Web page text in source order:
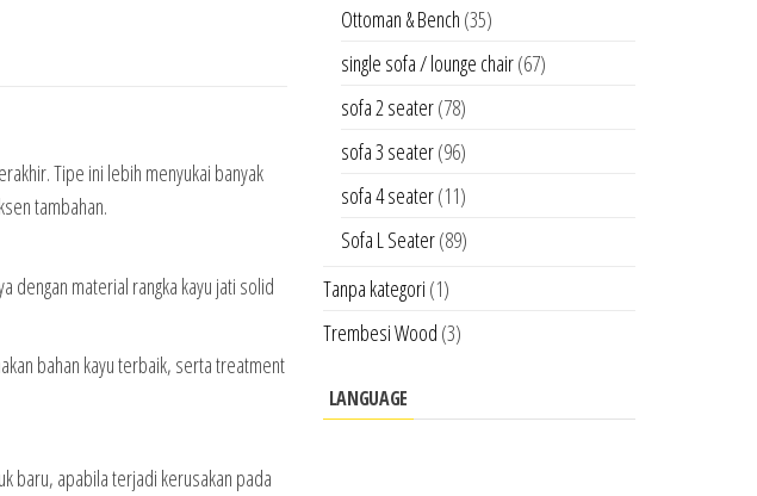
Tipe ini lebih menyukai banyak
tambahan.
dengan material rangka kayu jati solid
bahan kayu terbaik, serta treatment
baru, apabila terjadi kerusakan pada
Ottoman & Bench (35)
single sofa / lounge chair(67)
sofa 2 seater(78)
sofa 3 seater(96)
sofa 4 seater(11)
Sofa L Seater(89)
Tanpa kategori (1)
Trembesi Wood (3)
LANGUAGE